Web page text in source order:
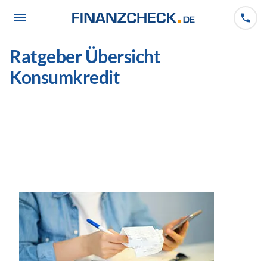
Ratgeber Übersicht
Konsumkredit